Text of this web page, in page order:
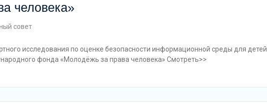
человека»
совет
исследования по оценке безопасности информационной среды для детей
фонда «Молодёжь за права человека» Смотреть>>